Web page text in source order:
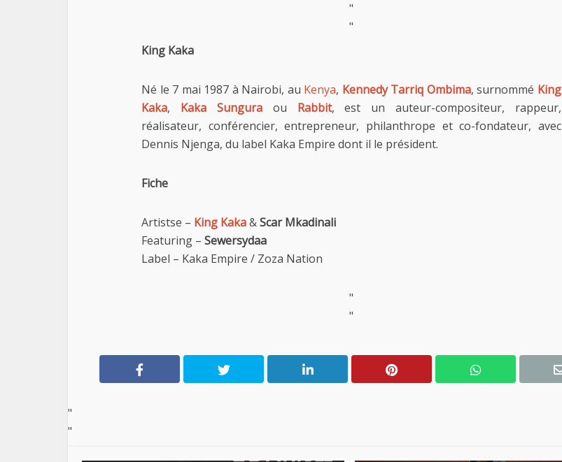
"
"
King Kaka
Né le 7 mai 1987 à Nairobi, au Kenya, Kennedy Tarriq Ombima, surnommé King
Kaka, Kaka Sunguraou Rabbit, est un auteur-compositeur, rappeur,
réalisateur, conférencier, entrepreneur, philanthrope et co-fondateur, avec
Dennis Njenga, du label Kaka Empire dont il le président.
Fiche
Artistse – King Kaka&Scar Mkadinali
Featuring – Sewersydaa
Label – Kaka Empire / Zoza Nation
"
"
"
"